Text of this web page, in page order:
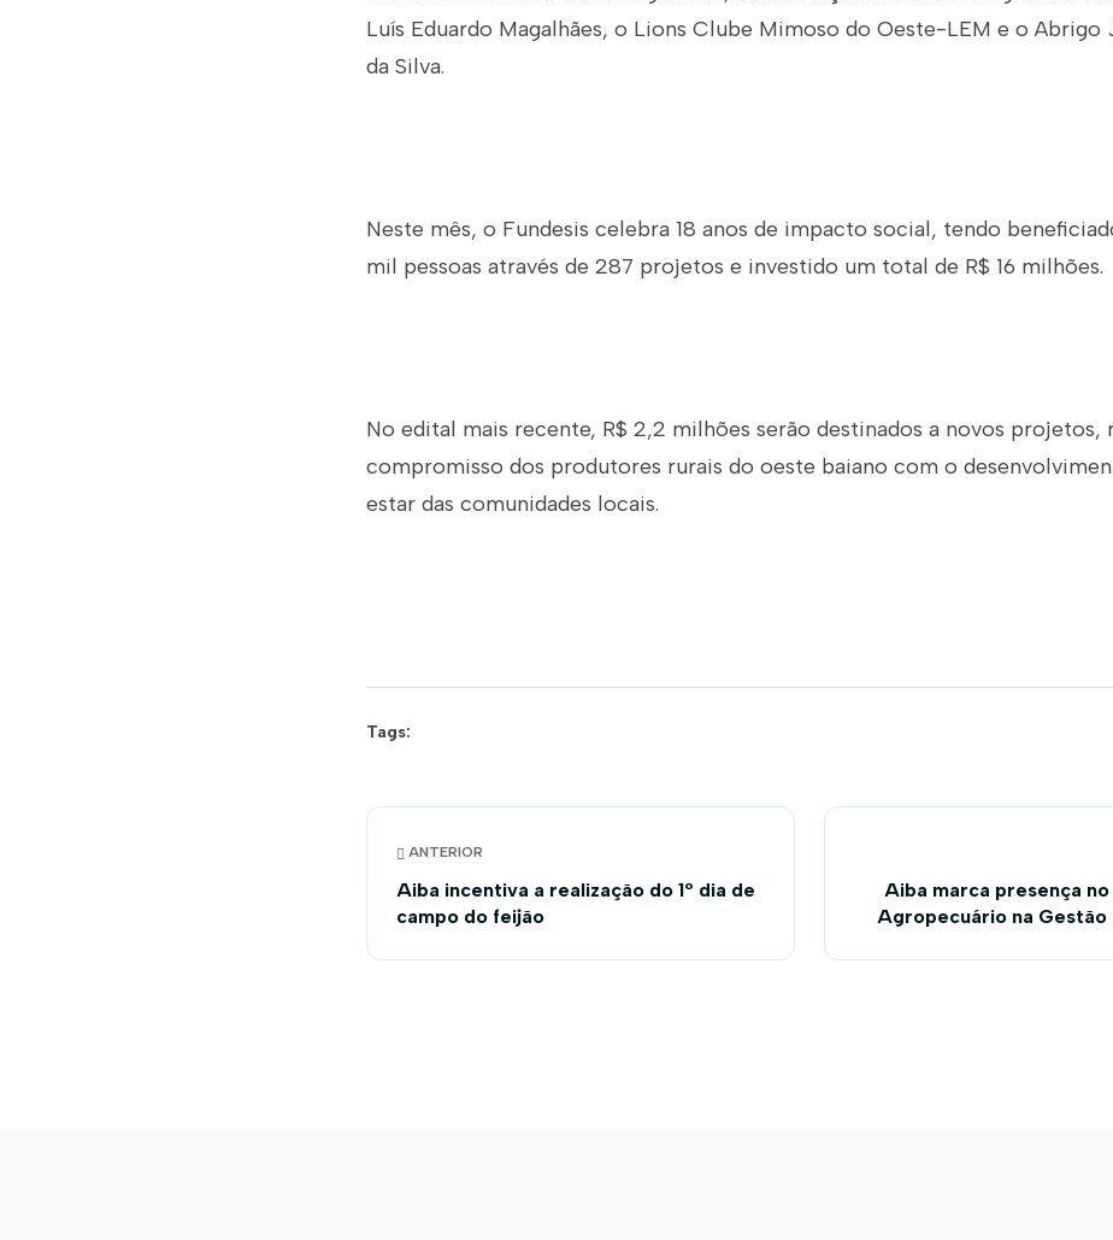
Luís Eduardo Magalhães, o Lions Clube Mimoso do Oeste-LEM e o Abrigo
da Silva.
Neste mês, o Fundesis celebra 18 anos de impacto social, tendo
mil pessoas através de 287 projetos e investido um total de R$ 16 milhões.
No edital mais recente, R$ 2,2 milhões serão destinados a novos projetos,
compromisso dos produtores rurais do oeste baiano com o
estar das comunidades locais.
Tags:
ANTERIOR
Aiba incentiva a realização do 1º dia de
campo do feijão
Aiba marca presença no
Agropecuário na Gestão